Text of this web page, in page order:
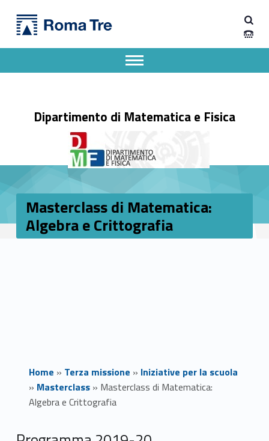
Masterclass di Matematica: Algebra e Crittografia - Dipartimento di Matematica e Fisica
Dipartimento di Matematica e Fisica dell'Università degli Studi Roma Tre
Dipartimento di Matematica e Fisica
Apri il menu secondario
Header info sidebar
Masterclass di Matematica:
Algebra e Crittografia
Home » Terza missione » Iniziative per la scuola
» Masterclass» Masterclass di Matematica:
Algebra e Crittografia